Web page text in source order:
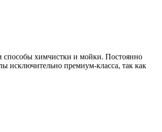
способы химчистки и мойки. Постоянно
исключительно премиум-класса, так как